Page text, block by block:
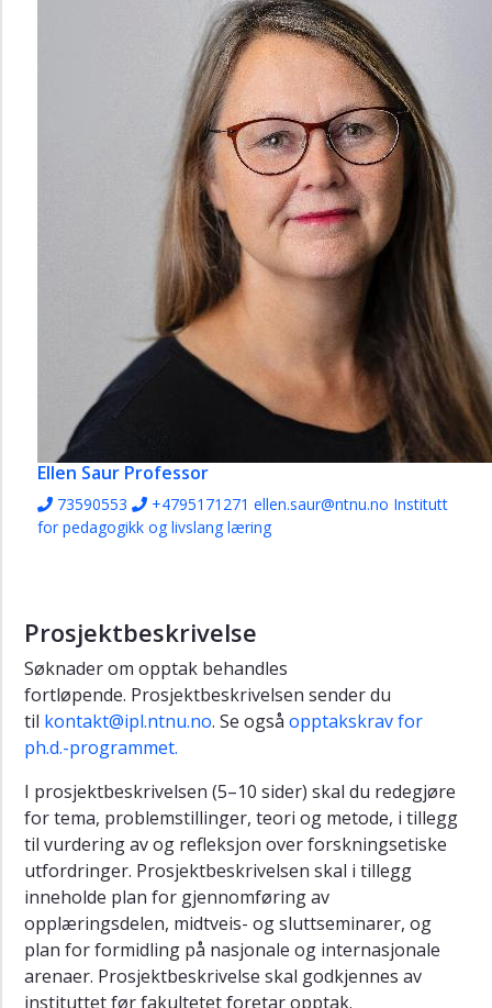
Ellen Saur Professor
73590553 +4795171271 ellen.saur@ntnu.no Institutt
for pedagogikk og livslang læring
Prosjektbeskrivelse
Søknader om opptak behandles
fortløpende. Prosjektbeskrivelsen sender du
til kontakt@ipl.ntnu.no. Se også opptakskrav for
ph.d.-programmet.
I prosjektbeskrivelsen (5–10 sider) skal du redegjøre
for tema, problemstillinger, teori og metode, i tillegg
til vurdering av og refleksjon over forskningsetiske
utfordringer. Prosjektbeskrivelsen skal i tillegg
inneholde plan for gjennomføring av
opplæringsdelen, midtveis- og sluttseminarer, og
plan for formidling på nasjonale og internasjonale
arenaer. Prosjektbeskrivelse skal godkjennes av
instituttet før fakultetet foretar opptak.